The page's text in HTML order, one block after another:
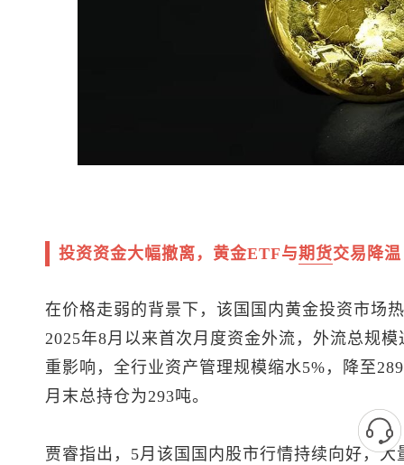
投资资金大幅撤离，黄金ETF与期货交易降温
在价格走弱的背景下，该国国内黄金投资市场
2025年8月以来首次月度资金外流，外流总规
重影响，全行业资产管理规模缩水5%，降至
月末总持仓为293吨。
贾睿指出，5月该国国内股市行情持续向好，